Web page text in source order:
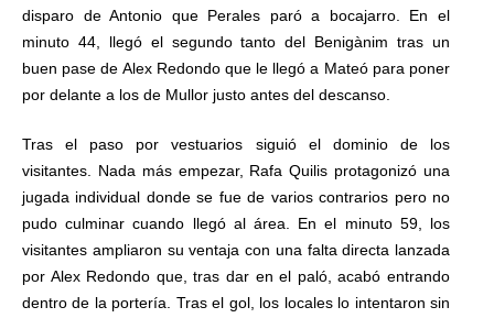
disparo de Antonio que Perales paró a bocajarro. En el
minuto 44, llegó el segundo tanto del Benigànim tras un
buen pase de Alex Redondo que le llegó a Mateó para poner
por delante a los de Mullor justo antes del descanso.
Tras el paso por vestuarios siguió el dominio de los
visitantes. Nada más empezar, Rafa Quilis protagonizó una
jugada individual donde se fue de varios contrarios pero no
pudo culminar cuando llegó al área. En el minuto 59, los
visitantes ampliaron su ventaja con una falta directa lanzada
por Alex Redondo que, tras dar en el paló, acabó entrando
dentro de la portería. Tras el gol, los locales lo intentaron sin